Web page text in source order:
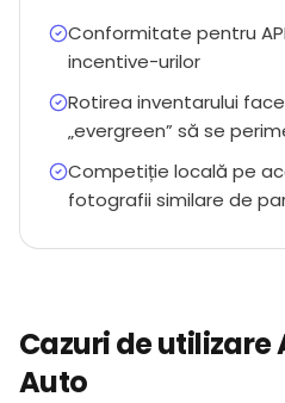
Conformitate pentru
incentive-urilor
Rotirea inventarului
„evergreen” să se
Competiție locală pe
fotografii similare de
Cazuri de utilizare
Auto